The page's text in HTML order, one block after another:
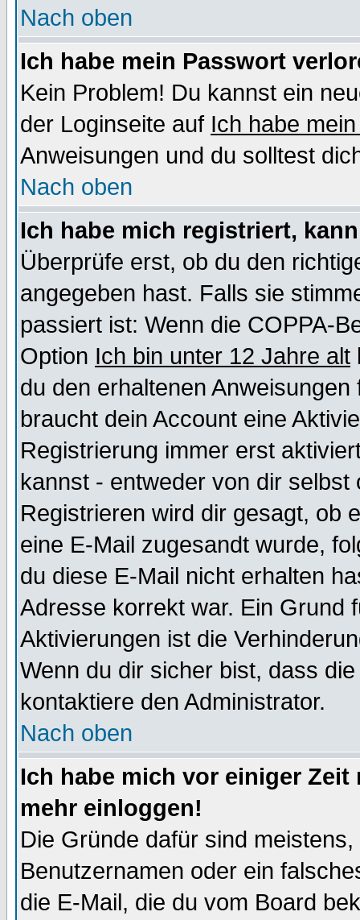
Nach oben
Ich habe mein Passwort
Kein Problem! Du kannst ein
der Loginseite auf Ich habe
Anweisungen und du solltest
Nach oben
Ich habe mich registriert,
Überprüfe erst, ob du den
angegeben hast. Falls sie
passiert ist: Wenn die COPPA-
Option Ich bin unter 12 Jahre alt
du den erhaltenen
braucht dein Account eine
Registrierung immer erst
kannst - entweder von dir selbst
Registrieren wird dir gesagt, ob
eine E-Mail zugesandt wurde,
du diese E-Mail nicht erhalten
Adresse korrekt war. Ein Grund
Aktivierungen ist die
Wenn du dir sicher bist, dass
kontaktiere den Administrator.
Nach oben
Ich habe mich vor einiger
mehr einloggen!
Die Gründe dafür sind
Benutzernamen oder ein
die E-Mail, die du vom Board